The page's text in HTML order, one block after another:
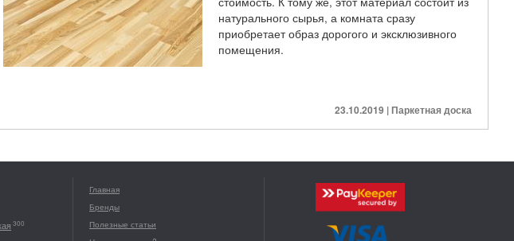
натурального сырья, а комната сразу
приобретает образ дорогого и эксклюзивного
помещения.
23.10.2019 | Паркетная доска
300
Главная
Бренды
Полезные статьи